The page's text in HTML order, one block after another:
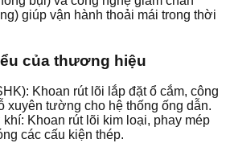
giúp vận hành thoải mái trong thời
của thương hiệu
Khoan rút lõi lắp đặt ổ cắm, công
xuyên tường cho hệ thống ống dẫn.
Khoan rút lõi kim loại, phay mép
các cấu kiện thép.